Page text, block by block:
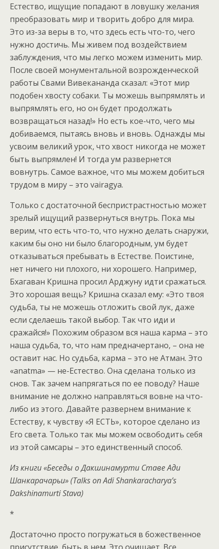
Естество, ищущие попадают в ловушку желания
преобразовать мир и творить добро для мира.
Это из-за веры в то, что здесь есть что-то, чего
нужно достичь. Мы живем под воздействием
заблуждения, что мы легко можем изменить мир.
После своей монументальной возрожденческой
работы Свами Вивекананда сказал: «Этот мир
подобен хвосту собаки. Ты можешь выпрямлять и
выпрямлять его, но он будет продолжать
возвращаться назад!» Но есть кое-что, чего мы
добиваемся, пытаясь вновь и вновь. Однажды мы
усвоим великий урок, что хвост никогда не может
быть выпрямлен! И тогда ум развернется
вовнутрь. Самое важное, что мы можем добиться
трудом в миру – это vairagya.
Только с достаточной беспристрастностью может
зрелый ищущий развернуться внутрь. Пока мы
верим, что есть что-то, что нужно делать снаружи,
каким бы оно ни было благородным, ум будет
отказываться пребывать в Естестве. Поистине,
нет ничего ни плохого, ни хорошего. Например,
Бхагаван Кришна просил Арджуну идти сражаться.
Это хорошая вещь? Кришна сказал ему: «Это твоя
судьба, ты не можешь отложить свой лук, даже
если сделаешь такой выбор. Так что иди и
сражайся!» Похожим образом вся наша карма – это
наша судьба, то, что нам предначертано, – она не
оставит нас. Но судьба, карма – это не Атман. Это
«anatma» — не-Естество. Она сделана только из
снов. Так зачем напрягаться по ее поводу? Наше
внимание не должно направляться вовне на что-
либо из этого. Давайте развернем внимание к
Естеству, к чувству «Я ЕСТЬ», которое сделано из
Его света. Только так мы можем освободить себя
из этой самсары – это единственный способ.
Из книги «Беседы о Дакшинамурти Ставе Ади
Шанкарачарьи» (Talks on Adi Shankaracharya’s
Dakshinamurti Stava)
*
Достаточно просто погружаться в божественное